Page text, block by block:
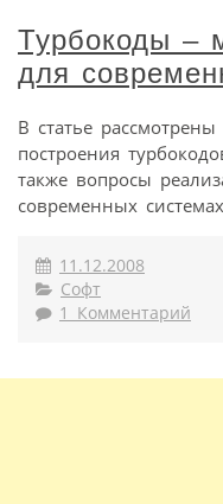
Турбокоды –
для
В статье
построения
также вопросы
современных
11.12.2008
Софт
1 Комментарий